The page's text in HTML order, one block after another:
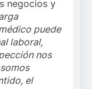
negocios y
puede
laboral,
nos
el